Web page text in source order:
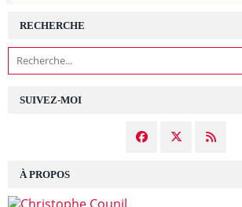
SUIVEZ-MOI
RECHERCHE
À PROPOS